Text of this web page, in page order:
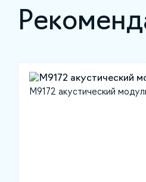
М9172 акустический